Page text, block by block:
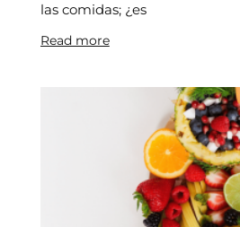
las comidas; ¿es
Read more